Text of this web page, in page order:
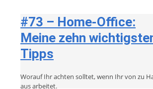
#73 – Home-Office:
Meine zehn
Tipps
Worauf Ihr achten solltet, wenn Ihr von zu
aus arbeitet.